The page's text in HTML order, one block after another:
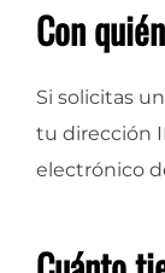
Con
Si solicitas
tu dirección
electrónico